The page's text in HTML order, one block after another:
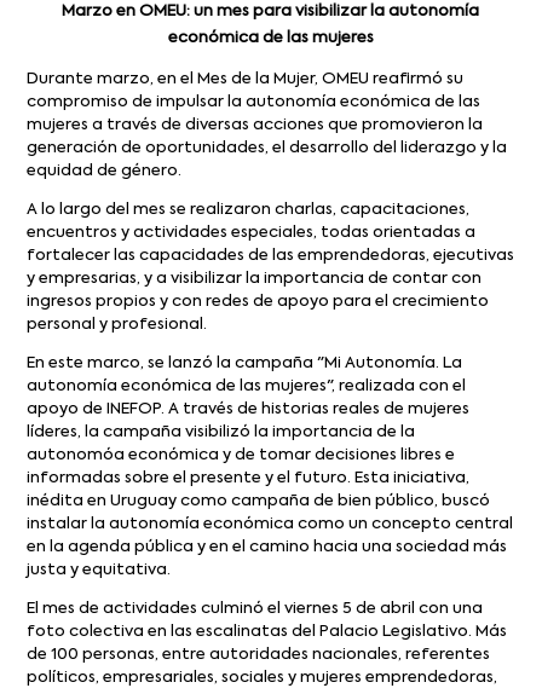
Marzo en OMEU: un mes para visibilizar la autonomía
económica de las mujeres
Durante marzo, en el Mes de la Mujer, OMEU reafirmó su
compromiso de impulsar la autonomía económica de las
mujeres a través de diversas acciones que promovieron la
generación de oportunidades, el desarrollo del liderazgo y la
equidad de género.
A lo largo del mes se realizaron charlas, capacitaciones,
encuentros y actividades especiales, todas orientadas a
fortalecer las capacidades de las emprendedoras, ejecutivas
y empresarias, y a visibilizar la importancia de contar con
ingresos propios y con redes de apoyo para el crecimiento
personal y profesional.
En este marco, se lanzó la campaña "Mi Autonomía. La
autonomía económica de las mujeres", realizada con el
apoyo de INEFOP. A través de historias reales de mujeres
líderes, la campaña visibilizó la importancia de la
autonomóa económica y de tomar decisiones libres e
informadas sobre el presente y el futuro. Esta iniciativa,
inédita en Uruguay como campaña de bien público, buscó
instalar la autonomía económica como un concepto central
en la agenda pública y en el camino hacia una sociedad más
justa y equitativa.
El mes de actividades culminó el viernes 5 de abril con una
foto colectiva en las escalinatas del Palacio Legislativo. Más
de 100 personas, entre autoridades nacionales, referentes
políticos, empresariales, sociales y mujeres emprendedoras,